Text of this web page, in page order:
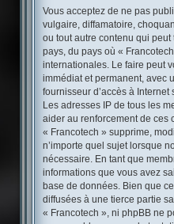
Vous acceptez de ne pas
vulgaire, diffamatoire,
ou tout autre contenu qui
pays, du pays où «
internationales. Le faire peut
immédiat et permanent, avec
fournisseur d’accès à
Les adresses IP de tous les
aider au renforcement de ces
« Francotech » supprime,
n’importe quel sujet lorsque
nécessaire. En tant que
informations que vous avez
base de données. Bien que
diffusées à une tierce partie
« Francotech », ni phpBB ne